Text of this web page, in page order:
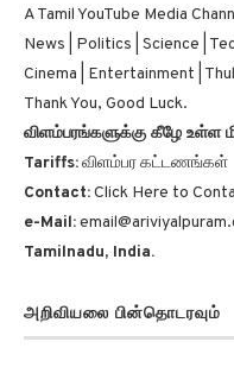
A Tamil YouTube Media
News | Politics | Science |
Cinema | Entertainment |
Thank You, Good Luck.
விளம்பரங்களுக்கு கீழே
Tariffs:விளம்பர கட்டணங்கள்
Contact:Click Here to
e-Mail:
Tamilnadu, India.
அறிவியலை பின்தொடரவும்